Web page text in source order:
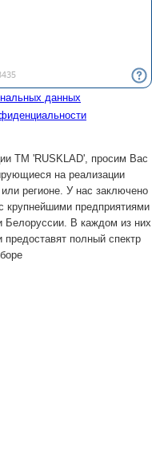
данных
TM 'RUSKLAD', просим Вас
на реализации
регионе. У нас заключено
крупнейшими предприятиями
Белоруссии. В каждом из них
полный спектр